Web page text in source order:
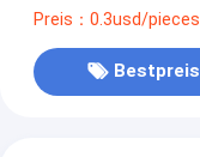
Preis：0.3usd/pieces
Bestpreis